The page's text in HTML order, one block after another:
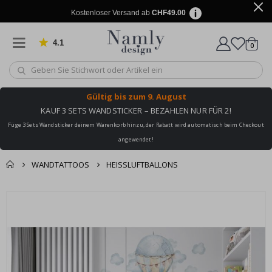
Kostenloser Versand ab CHF49.00
4.1 von 1019 Bewertungen
Wagen
0
Gültig bis zum 9. August
KAUF 3 SETS WANDSTICKER – BEZAHLEN NUR FÜR 2!
Füge 3 Sets Wandsticker deinem Warenkorb hinzu, der Rabatt wird automatisch beim Checkout
angewendet!
WANDTATTOOS HEISSLUFTBALLONS
Bildgalerie